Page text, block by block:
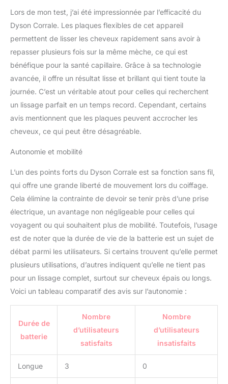
Lors de mon test, j’ai été impressionnée par l’efficacité du
Dyson Corrale. Les plaques flexibles de cet appareil
permettent de lisser les cheveux rapidement sans avoir à
repasser plusieurs fois sur la même mèche, ce qui est
bénéfique pour la santé capillaire. Grâce à sa technologie
avancée, il offre un résultat lisse et brillant qui tient toute la
journée. C’est un véritable atout pour celles qui recherchent
un lissage parfait en un temps record. Cependant, certains
avis mentionnent que les plaques peuvent accrocher les
cheveux, ce qui peut être désagréable.
Autonomie et mobilité
L’un des points forts du Dyson Corrale est sa fonction sans fil,
qui offre une grande liberté de mouvement lors du coiffage.
Cela élimine la contrainte de devoir se tenir près d’une prise
électrique, un avantage non négligeable pour celles qui
voyagent ou qui souhaitent plus de mobilité. Toutefois, l’usage
est de noter que la durée de vie de la batterie est un sujet de
débat parmi les utilisateurs. Si certains trouvent qu’elle permet
plusieurs utilisations, d’autres indiquent qu’elle ne tient pas
pour un lissage complet, surtout sur cheveux épais ou longs.
Voici un tableau comparatif des avis sur l’autonomie :
Durée de
batterie
Nombre
d’utilisateurs
satisfaits
Nombre
d’utilisateurs
insatisfaits
Longue 3 0